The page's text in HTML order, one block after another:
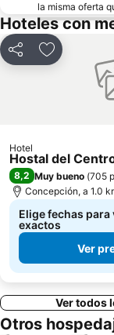
la misma oferta
Hoteles con
CompartirAgregar a
Hotel
Hostal del
8,2 Muy bueno (705
Concepción, a 1.0
Elige fechas
exactos
Ver
Ver todos
Otros